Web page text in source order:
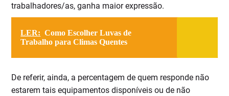
trabalhadores/as, ganha maior expressão.
LER: Como Escolher Luvas de
Trabalho para Climas Quentes
De referir, ainda, a percentagem de quem responde não
estarem tais equipamentos disponíveis ou de não